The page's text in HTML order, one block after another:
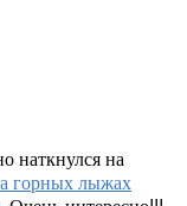
наткнулся на
горных лыжах